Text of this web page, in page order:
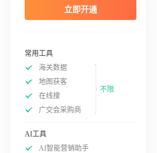
立即开通
常用工具
海关数据
地图获客
在线搜
广交会采购商
不限
AI工具
AI智能营销助手